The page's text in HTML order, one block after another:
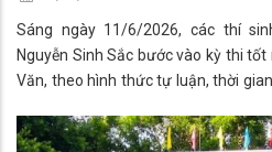
Sáng ngày 11/6/2026, các thí
Nguyễn Sinh Sắc bước vào kỳ thi
Văn, theo hình thức tự luận, thời